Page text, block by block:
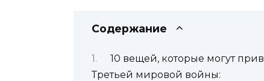
Содержание
10 вещей, которые могут
Третьей мировой войны: